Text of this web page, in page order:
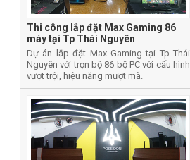
Thi công lắp đặt Max Gaming 86
máy tại Tp Thái Nguyên
Dự án lắp đặt Max Gaming tại Tp Thái
Nguyên với trọn bộ 86 bộ PC với cấu hình
vượt trội, hiệu năng mượt mà.